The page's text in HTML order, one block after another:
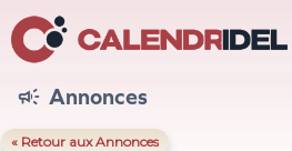
 Annonces
« Retour aux Annonces